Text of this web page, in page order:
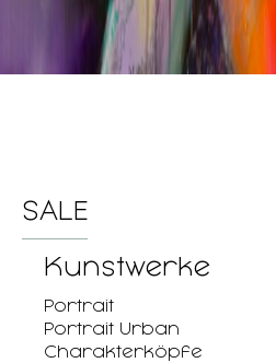
SALE
Kunstwerke
Portrait
Portrait Urban
Charakterköpfe